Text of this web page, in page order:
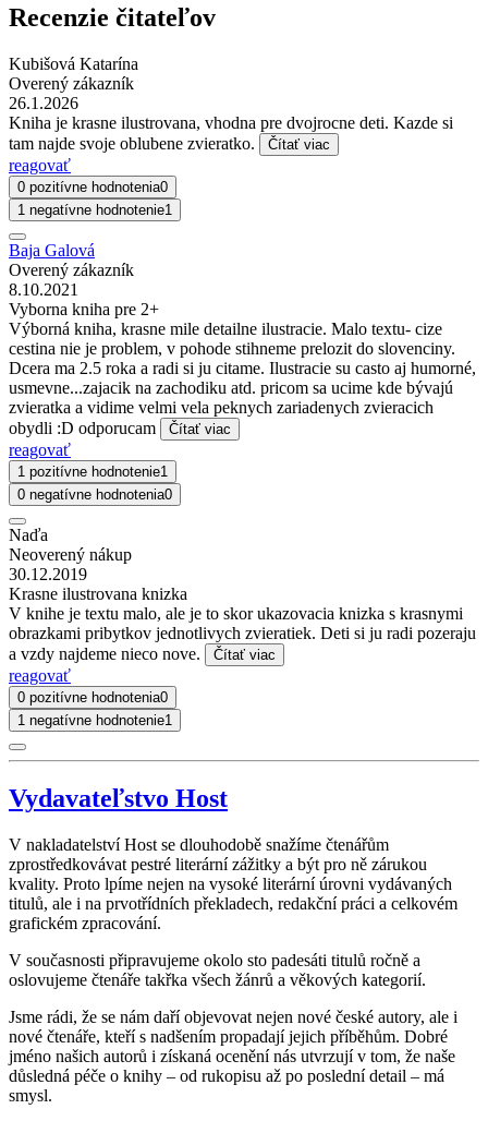
Recenzie čitateľov
Kubišová Katarína
Overený zákazník
26.1.2026
Kniha je krasne ilustrovana, vhodna pre dvojrocne deti. Kazde si
tam najde svoje oblubene zvieratko.
Čítať viac
reagovať
0 pozitívne hodnotenia0
1 negatívne hodnotenie1
Baja Galová
Overený zákazník
8.10.2021
Vyborna kniha pre 2+
Výborná kniha, krasne mile detailne ilustracie. Malo textu- cize
cestina nie je problem, v pohode stihneme prelozit do slovenciny.
Dcera ma 2.5 roka a radi si ju citame. Ilustracie su casto aj humorné,
usmevne...zajacik na zachodiku atd. pricom sa ucime kde bývajú
zvieratka a vidime velmi vela peknych zariadenych zvieracich
obydli :D odporucam
Čítať viac
reagovať
1 pozitívne hodnotenie1
0 negatívne hodnotenia0
Naďa
Neoverený nákup
30.12.2019
Krasne ilustrovana knizka
V knihe je textu malo, ale je to skor ukazovacia knizka s krasnymi
obrazkami pribytkov jednotlivych zvieratiek. Deti si ju radi pozeraju
a vzdy najdeme nieco nove.
Čítať viac
reagovať
0 pozitívne hodnotenia0
1 negatívne hodnotenie1
Vydavateľstvo Host
V nakladatelství Host se dlouhodobě snažíme čtenářům
zprostředkovávat pestré literární zážitky a být pro ně zárukou
kvality. Proto lpíme nejen na vysoké literární úrovni vydávaných
titulů, ale i na prvotřídních překladech, redakční práci a celkovém
grafickém zpracování.
V současnosti připravujeme okolo sto padesáti titulů ročně a
oslovujeme čtenáře takřka všech žánrů a věkových kategorií.
Jsme rádi, že se nám daří objevovat nejen nové české autory, ale i
nové čtenáře, kteří s nadšením propadají jejich příběhům. Dobré
jméno našich autorů i získaná ocenění nás utvrzují v tom, že naše
důsledná péče o knihy – od rukopisu až po poslední detail – má
smysl.